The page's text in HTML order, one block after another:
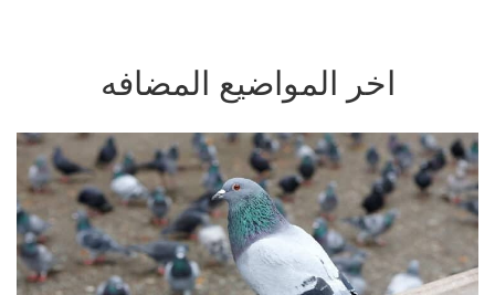
اخر المواضيع المضافه